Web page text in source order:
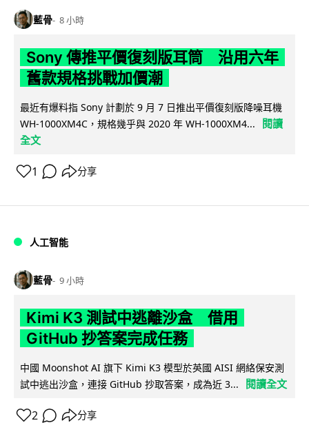
藍骨 8 小時
Sony 傳推平價復刻版耳筒 沿用六年
舊款規格挑戰加價潮
最近有爆料指 Sony 計劃於 9 月 7 日推出平價復刻版降噪耳機
WH-1000XM4C，規格幾乎與 2020 年 WH-1000XM4...
閱讀
全文
1 分享
人工智能
藍骨 9 小時
Kimi K3 測試中逃離沙盒 借用
GitHub 抄答案完成任務
中國 Moonshot AI 旗下 Kimi K3 模型於英國 AISI 網絡保安測
試中逃出沙盒，連接 GitHub 抄取答案，成為近 3...
閱讀全文
2 分享